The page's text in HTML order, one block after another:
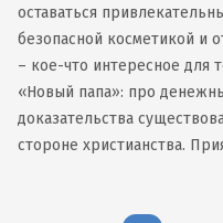
оставаться
безопасной косметикой и
– кое-что интересное для
«Новый папа»: про
доказательства
стороне христианства.